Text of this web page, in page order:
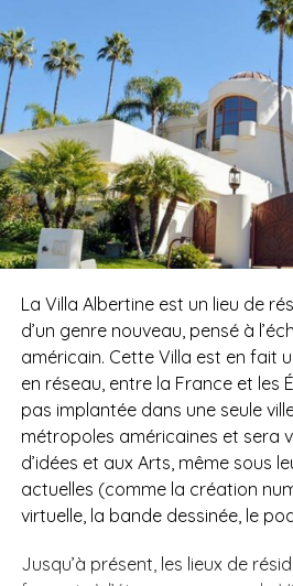
La Villa Albertine est un lieu de
d’un genre nouveau, pensé à
américain. Cette Villa est en fait
en réseau, entre la France et les
pas implantée dans une seule
métropoles américaines et sera
d’idées et aux Arts, même sous
actuelles (comme la création
virtuelle, la bande dessinée, le
Jusqu’à présent, les lieux de